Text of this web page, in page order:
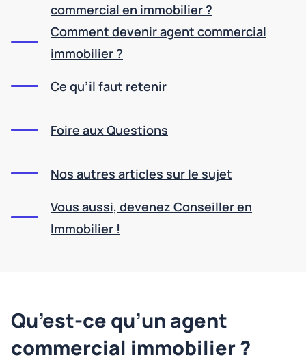
commercial en immobilier ?
Comment devenir agent commercial
immobilier ?
Ce qu’il faut retenir
Foire aux Questions
Nos autres articles sur le sujet
Vous aussi, devenez Conseiller en
Immobilier !
Qu’est-ce qu’un agent
commercial immobilier ?